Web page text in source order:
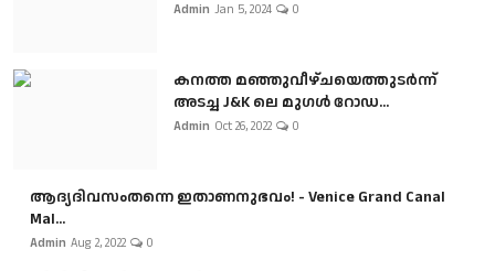
Admin Jan 5, 2024 0
കനത്ത മഞ്ഞുവീഴ്ചയെത്തുടർന്ന്
അടച്ച J&K ലെ മുഗൾ റോഡ...
Admin Oct 26, 2022 0
ആദ്യദിവസംതന്നെ ഇതാണനുഭവം! - Venice Grand Canal
Mal...
Admin Aug 2, 2022 0